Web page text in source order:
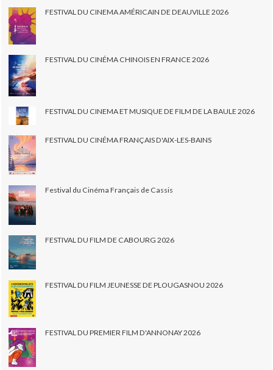
FESTIVAL DU CINEMA AMÉRICAIN DE DEAUVILLE 2026
FESTIVAL DU CINÉMA CHINOIS EN FRANCE 2026
FESTIVAL DU CINEMA ET MUSIQUE DE FILM DE LA BAULE 2026
FESTIVAL DU CINÉMA FRANÇAIS D'AIX-LES-BAINS
Festival du Cinéma Français de Cassis
FESTIVAL DU FILM DE CABOURG 2026
FESTIVAL DU FILM JEUNESSE DE PLOUGASNOU 2026
FESTIVAL DU PREMIER FILM D'ANNONAY 2026